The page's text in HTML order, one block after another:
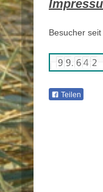
Besucher
Teilen